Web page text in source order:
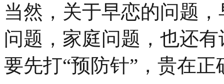
当然，关于早恋的问题
问题，家庭问题，也还
要先打“预防针”，贵在